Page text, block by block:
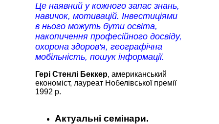
Це наявний у кожного запас знань,
навичок, мотивацій. Інвестиціями
в нього можуть бути освіта,
накопичення професійного досвіду,
охорона здоров'я, географічна
мобільність, пошук інформації.
Гері Стенлі Беккер, американський
економіст, лауреат Нобелівської премії
1992 р.
Актуальні семінари.